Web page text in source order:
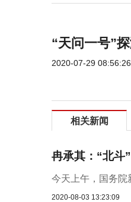
“天问一号”
2020-07-29 08:56:26
相关新闻
冉承其：“北斗
今天上午，国务院
2020-08-03 13:23:09